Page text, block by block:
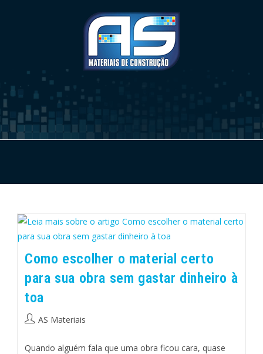
Como escolher o material certo
para sua obra sem gastar dinheiro à
toa
AS Materiais
Quando alguém fala que uma obra ficou cara, quase